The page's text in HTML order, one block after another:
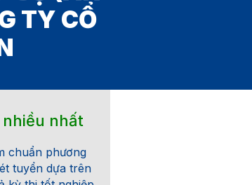
TY CỔ
nhiều nhất
chuẩn phương
tuyển dựa trên